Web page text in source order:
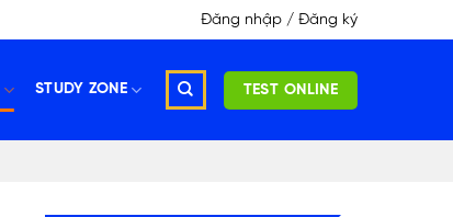
Đăng nhập / Đăng ký
STUDY ZONE TEST ONLINE